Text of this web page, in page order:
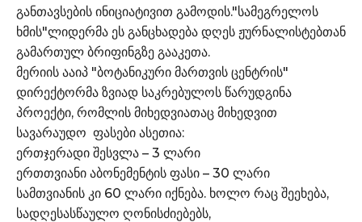
განთავსების ინიციატივით გამოდის."სამეგრელოს
ხმის"ლიდერმა ეს განცხადება დღეს ჟურნალისტებთან
გამართულ ბრიფინგზე გააკეთა.
მერიის ააიპ "ბოტანიკური მართვის ცენტრის"
დირექტორმა ზვიად საკრებულოს წარუდგინა
პროექტი, რომლის მიხედვიათაც მიხედვით
სავარაუდო ფასები ასეთია:
ერთჯერადი შესვლა – 3 ლარი
ერთთვიანი აბონემენტის ფასი – 30 ლარი
სამთვიანის კი 60 ლარი იქნება. ხოლო რაც შეეხება,
სადღესასწაულო ღონისძიებებს,